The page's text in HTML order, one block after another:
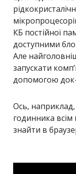
КБ постійної
доступними
Але
запускати
допомогою док-
Ось, наприклад,
годинника всім
знайти в